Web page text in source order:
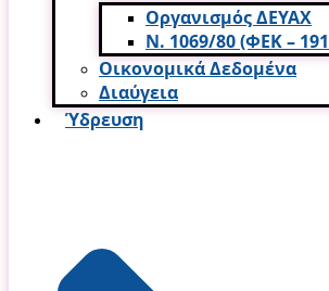
Οργανισμός ΔΕΥΑΧ
Ν. 1069/80 (ΦΕΚ – 191
Οικονομικά Δεδομένα
Διαύγεια
Ύδρευση